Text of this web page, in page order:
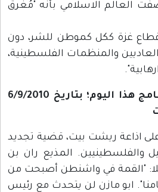
العالم الاسلامي بأنه "مُغرق
غزة ككل كموطن للشر، دون
والمنظمات الفلسطينية،
اذاعة ريشت بيت؛ برنامج هذا اليوم؛ بتاريخ 6/9/2010
على اذاعة ريشت بيت، قضية تجديد
والفلسطينيين. المذيع ران بن
"القمة في واشنطن أصبحت من
ابو مازن لن يتحدث مع رئيس